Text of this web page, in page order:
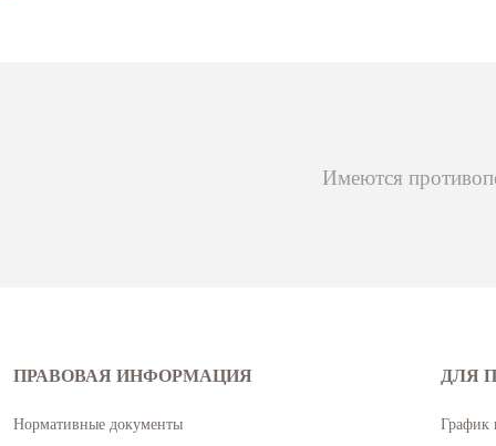
Имеются
ПРАВОВАЯ ИНФОРМАЦИЯ
Нормативные документы
ДЛЯ
График